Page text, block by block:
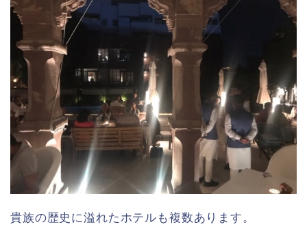
貴族の歴史に溢れたホテルも複数あります。